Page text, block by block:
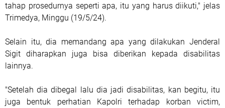
tahap prosedurnya seperti apa, itu yang harus diikuti," jelas
Trimedya, Minggu (19/5/24).
Selain itu, dia memandang apa yang dilakukan Jenderal
Sigit diharapkan juga bisa diberikan kepada disabilitas
lainnya.
"Setelah dia dibegal lalu dia jadi disabilitas, kan begitu, itu
juga bentuk perhatian Kapolri terhadap korban victim,